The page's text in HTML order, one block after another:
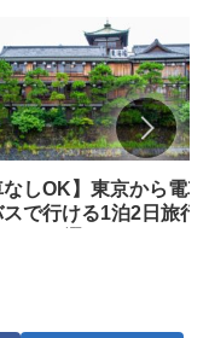
なしOK】東京から電車
で行ける1泊2日旅行